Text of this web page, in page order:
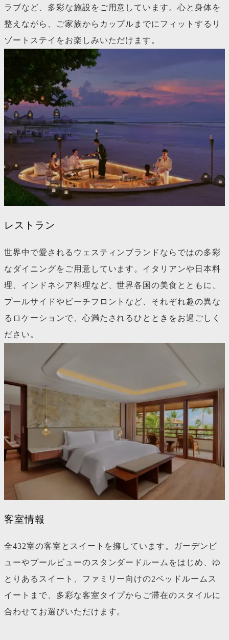
ラブなど、多彩な施設をご用意しています。心と身体を
整えながら、ご家族からカップルまでにフィットするリ
ゾートステイをお楽しみいただけます。
レストラン
世界中で愛されるウェスティンブランドならではの多彩
なダイニングをご用意しています。イタリアンや日本料
理、インドネシア料理など、世界各国の美食とともに、
プールサイドやビーチフロントなど、それぞれ趣の異な
るロケーションで、心満たされるひとときをお過ごしく
ださい。
客室情報
全432室の客室とスイートを擁しています。ガーデンビ
ューやプールビューのスタンダードルームをはじめ、ゆ
とりあるスイート、ファミリー向けの2ベッドルームス
イートまで、多彩な客室タイプからご滞在のスタイルに
合わせてお選びいただけます。